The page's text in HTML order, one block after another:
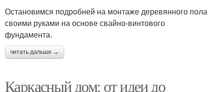
Остановимся подробней на монтаже деревянного пола
своими руками на основе свайно-винтового
фундамента.
читать дальше →
Каркасный дом: от идеи до